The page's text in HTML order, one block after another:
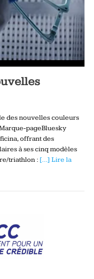
des nouvelles couleurs
pageBluesky
offrant des
à ses cinq modèles
triathlon : […] Lire la